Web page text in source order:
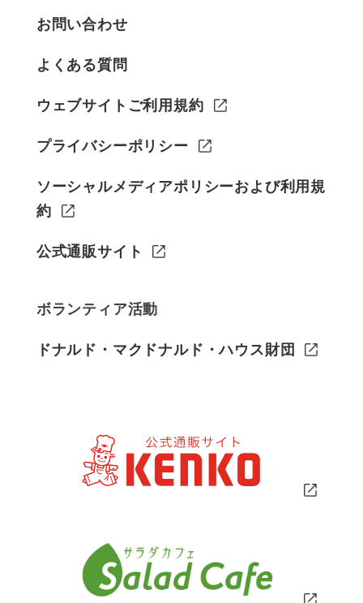
お問い合わせ
よくある質問
ウェブサイトご利用規約
プライバシーポリシー
ソーシャルメディアポリシーおよび利用規
約
公式通販サイト
ボランティア活動
ドナルド・マクドナルド・ハウス財団